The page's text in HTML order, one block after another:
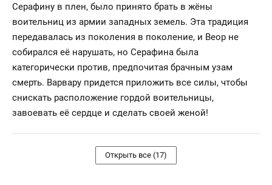
Серафину в плен, было принято брать в жёны
воительниц из армии западных земель. Эта традиция
передавалась из поколения в поколение, и Веор не
собирался её нарушать, но Серафина была
категорически против, предпочитая брачным узам
смерть. Варвару придется приложить все силы, чтобы
снискать расположение гордой воительницы,
завоевать её сердце и сделать своей женой!
Открыть все (17)